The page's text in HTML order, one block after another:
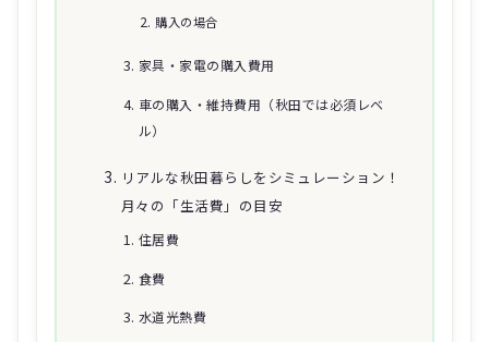
購入の場合
家具・家電の購入費用
車の購入・維持費用（秋田では必須レベ
ル）
リアルな秋田暮らしをシミュレーション！
月々の「生活費」の目安
住居費
食費
水道光熱費